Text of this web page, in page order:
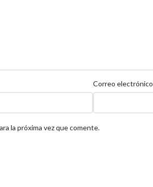
Correo electrónico
la próxima vez que comente.